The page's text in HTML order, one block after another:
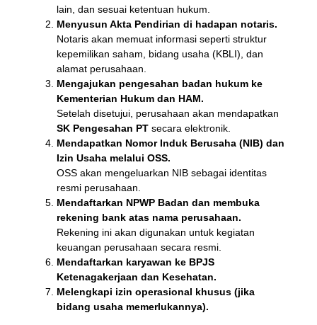
lain, dan sesuai ketentuan hukum.
Menyusun Akta Pendirian di hadapan notaris.
Notaris akan memuat informasi seperti struktur
kepemilikan saham, bidang usaha (KBLI), dan
alamat perusahaan.
Mengajukan pengesahan badan hukum ke
Kementerian Hukum dan HAM.
Setelah disetujui, perusahaan akan mendapatkan
SK Pengesahan PTsecara elektronik.
Mendapatkan Nomor Induk Berusaha (NIB) dan
Izin Usaha melalui OSS.
OSS akan mengeluarkan NIB sebagai identitas
resmi perusahaan.
Mendaftarkan NPWP Badan dan membuka
rekening bank atas nama perusahaan.
Rekening ini akan digunakan untuk kegiatan
keuangan perusahaan secara resmi.
Mendaftarkan karyawan ke BPJS
Ketenagakerjaan dan Kesehatan.
Melengkapi izin operasional khusus (jika
bidang usaha memerlukannya).